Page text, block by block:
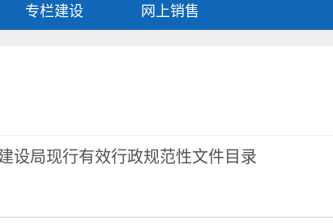
专栏建设 网上销售
设局现行有效行政规范性文件目录